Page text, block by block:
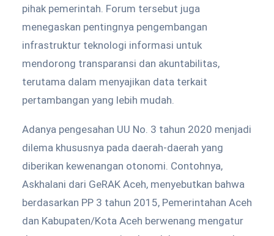
pihak pemerintah. Forum tersebut juga
menegaskan pentingnya pengembangan
infrastruktur teknologi informasi untuk
mendorong transparansi dan akuntabilitas,
terutama dalam menyajikan data terkait
pertambangan yang lebih mudah.
Adanya pengesahan UU No. 3 tahun 2020 menjadi
dilema khususnya pada daerah-daerah yang
diberikan kewenangan otonomi. Contohnya,
Askhalani dari GeRAK Aceh, menyebutkan bahwa
berdasarkan PP 3 tahun 2015, Pemerintahan Aceh
dan Kabupaten/Kota Aceh berwenang mengatur